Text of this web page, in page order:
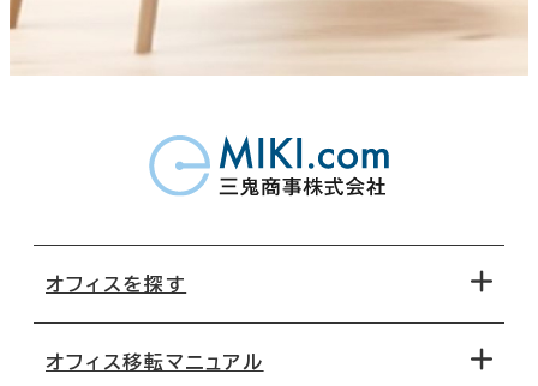
オフィスを探す
オフィス移転マニュアル